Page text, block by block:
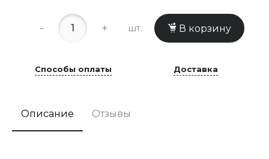
- + шт. В корзину
Способы оплаты Доставка
Описание Отзывы